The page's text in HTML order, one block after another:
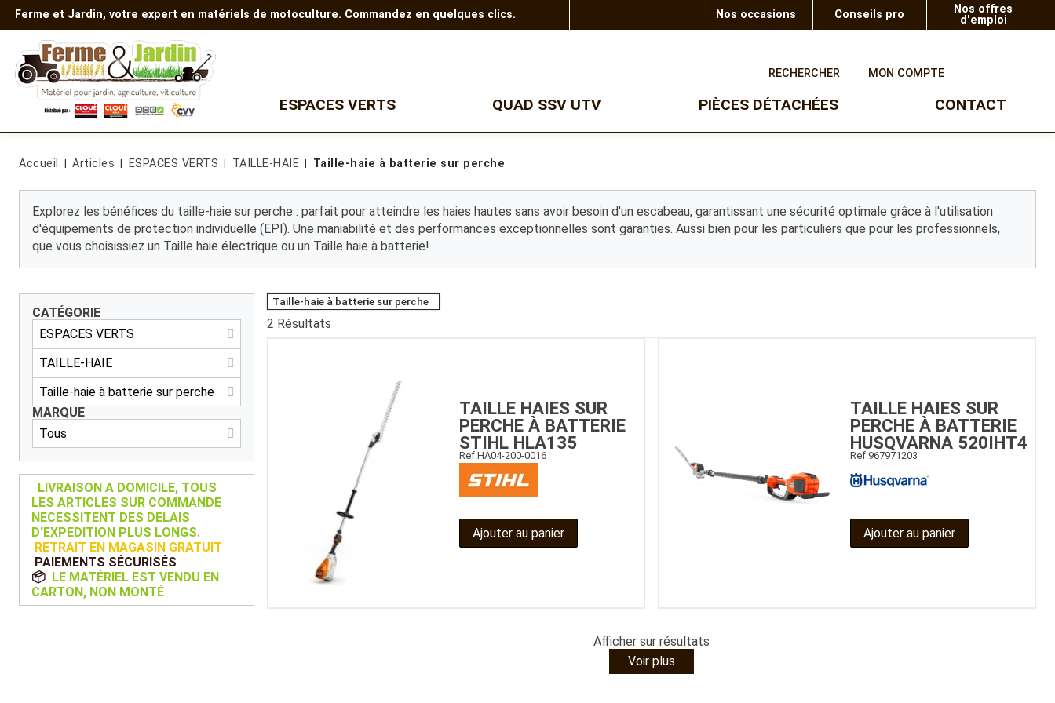
Ferme et Jardin, votre expert en matériels de motoculture. Commandez en quelques clics. Nos occasions Conseils pro
Nos offres
d'emploi
ESPACES VERTS
TONDEUSES
Tondeuse autoportée
Tondeuse
débroussailleuse
Robots tondeuses
Accessoires de tondeuse
Tondeuse Z
Tondeuse à batterie
AUTRES EQUIPEMENTS
Motoculteurs
Découpeuses
Nettoyeurs haute pression
Transporteur à chenilles
Batterie et chargeur
DEBROUSSAILLEUSES
Coupe bordure à batterie
Débroussailleuse à
batterie
Débroussailleuse
thermique
Débroussailleuse
Débroussailleuse à dos
Tronçonneuse thermique
Elagueuse à batterie
Elagueuse thermique
Perche élagage
Scie de jardin sur perche
Taille-haie thermique
Taille-haie à batterie sur
Taille-haie éléctrique
MICRO TRACTEUR
Kubota
BROYEURS DE BRANCHES
Broyeur thermique
Broyeur électrique
Plateau
Remorque bagagere
Bineuse
Accessoires
QUAD SSV UTV
Quad
Gamme enfants
SSV
Gamme enfants
Gamme enfants
PIÈCES DÉTACHÉES CONTACT
RECHERCHER MON COMPTE
Accueil Articles ESPACES VERTS TAILLE-HAIE Taille-haie à batterie sur perche
Explorez les bénéfices du taille-haie sur perche : parfait pour atteindre les haies hautes sans avoir besoin d'un escabeau, garantissant une sécurité optimale grâce à l'utilisation
d'équipements de protection individuelle (EPI). Une maniabilité et des performances exceptionnelles sont garanties. Aussi bien pour les particuliers que pour les professionnels,
que vous choisissiez un Taille haie électrique ou un Taille haie à batterie!
LIVRAISON A DOMICILE, TOUS
LES ARTICLES SUR COMMANDE
NECESSITENT DES DELAIS
D'EXPEDITION PLUS LONGS.
RETRAIT EN MAGASIN GRATUIT
PAIEMENTS SÉCURISÉS
📦 LE MATÉRIEL EST VENDU EN
CARTON, NON MONTÉ
CATÉGORIE
MARQUE
Taille-haie à batterie sur perche
2 Résultats
TAILLE HAIES SUR
PERCHE À BATTERIE
STIHL HLA135
Ref. HA04-200-0016
Ajouter au panier
TAILLE HAIES SUR
PERCHE À BATTERIE
HUSQVARNA 520IHT4
Ref. 967971203
Ajouter au panier
Afficher sur résultats
Voir plus